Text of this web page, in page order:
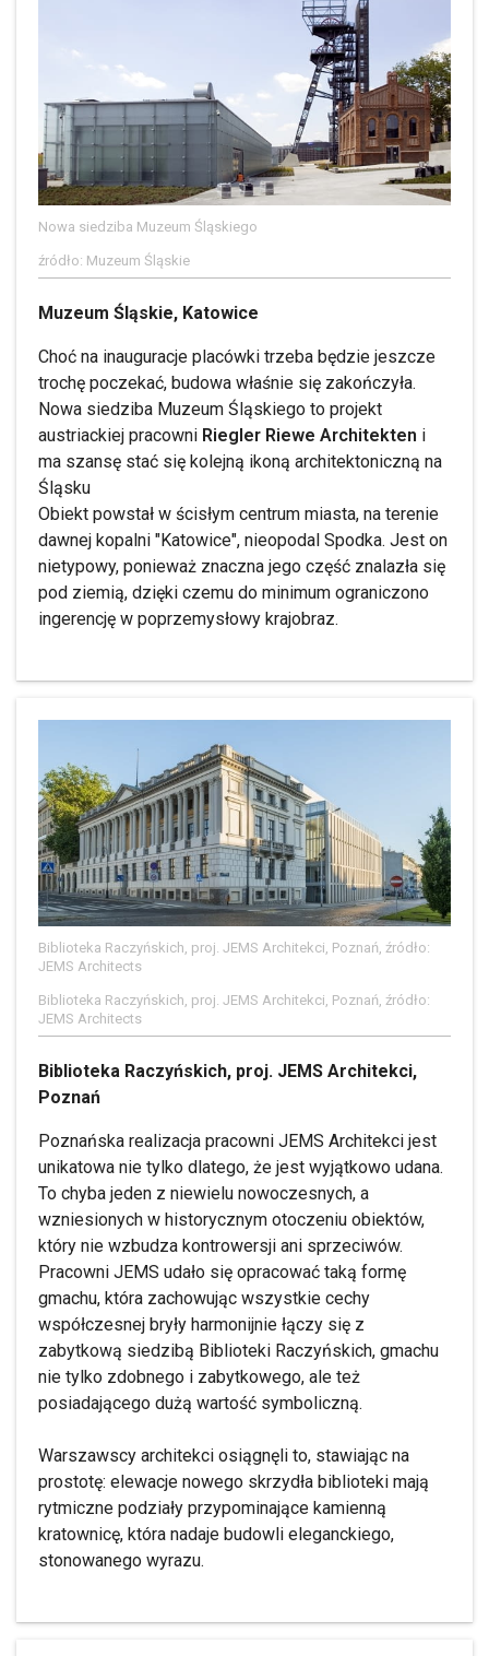
Nowa siedziba Muzeum Śląskiego
źródło: Muzeum Śląskie
Muzeum Śląskie, Katowice
Choć na inauguracje placówki trzeba będzie jeszcze
trochę poczekać, budowa właśnie się zakończyła.
Nowa siedziba Muzeum Śląskiego to projekt
austriackiej pracowni Riegler Riewe Architekten i
ma szansę stać się kolejną ikoną architektoniczną na
Śląsku
Obiekt powstał w ścisłym centrum miasta, na terenie
dawnej kopalni "Katowice", nieopodal Spodka. Jest on
nietypowy, ponieważ znaczna jego część znalazła się
pod ziemią, dzięki czemu do minimum ograniczono
ingerencję w poprzemysłowy krajobraz.
Biblioteka Raczyńskich, proj. JEMS Architekci, Poznań, źródło:
JEMS Architects
Biblioteka Raczyńskich, proj. JEMS Architekci, Poznań, źródło:
JEMS Architects
Biblioteka Raczyńskich, proj. JEMS Architekci,
Poznań
Poznańska realizacja pracowni JEMS Architekci jest
unikatowa nie tylko dlatego, że jest wyjątkowo udana.
To chyba jeden z niewielu nowoczesnych, a
wzniesionych w historycznym otoczeniu obiektów,
który nie wzbudza kontrowersji ani sprzeciwów.
Pracowni JEMS udało się opracować taką formę
gmachu, która zachowując wszystkie cechy
współczesnej bryły harmonijnie łączy się z
zabytkową siedzibą Biblioteki Raczyńskich, gmachu
nie tylko zdobnego i zabytkowego, ale też
posiadającego dużą wartość symboliczną.
Warszawscy architekci osiągnęli to, stawiając na
prostotę: elewacje nowego skrzydła biblioteki mają
rytmiczne podziały przypominające kamienną
kratownicę, która nadaje budowli eleganckiego,
stonowanego wyrazu.